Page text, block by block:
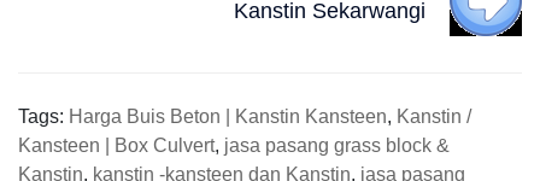
Kanstin Sekarwangi
Tags: Harga Buis Beton | Kanstin Kansteen, Kanstin /
Kansteen | Box Culvert, jasa pasang grass block &
Kanstin, kanstin -kansteen dan Kanstin, jasa pasang